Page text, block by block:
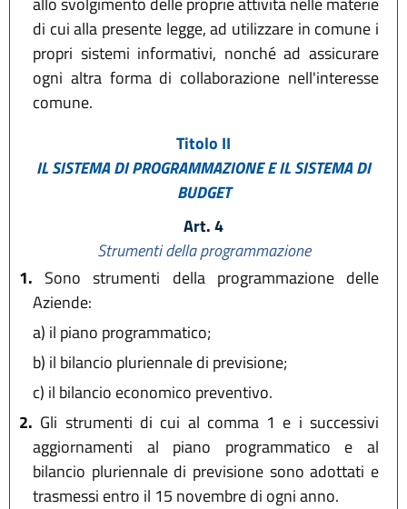
di cui alla presente legge, ad utilizzare in comune i
propri sistemi informativi, nonché ad assicurare
ogni altra forma di collaborazione nell'interesse
comune.
Titolo II
IL SISTEMA DI PROGRAMMAZIONE E IL SISTEMA DI
BUDGET
Art. 4
Strumenti della programmazione
1. Sono strumenti della programmazione delle
Aziende:
a) il piano programmatico;
b) il bilancio pluriennale di previsione;
c) il bilancio economico preventivo.
2. Gli strumenti di cui al comma 1 e i successivi
aggiornamenti al piano programmatico e al
bilancio pluriennale di previsione sono adottati e
trasmessi entro il 15 novembre di ogni anno.